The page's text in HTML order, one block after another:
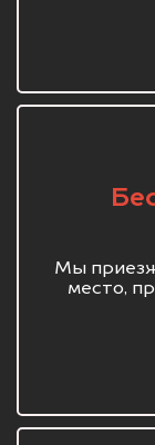
Мы
место,